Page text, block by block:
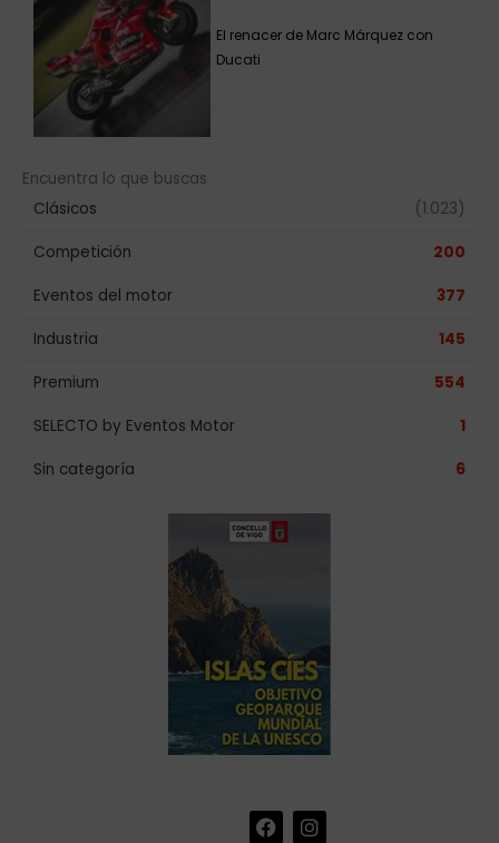
El renacer de Marc Márquez con
Ducati
Encuentra lo que buscas
Clásicos
(1.023)
Competición 200
Eventos del motor 377
Industria 145
Premium 554
SELECTO by Eventos Motor 1
Sin categoría 6
F I